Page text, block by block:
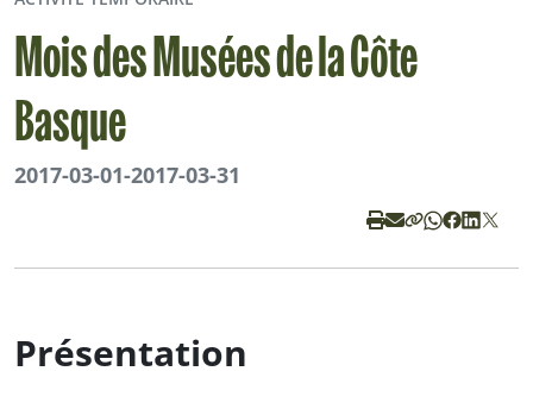
Mois des Musées de la Côte
Basque
2017-03-01-2017-03-31
Présentation